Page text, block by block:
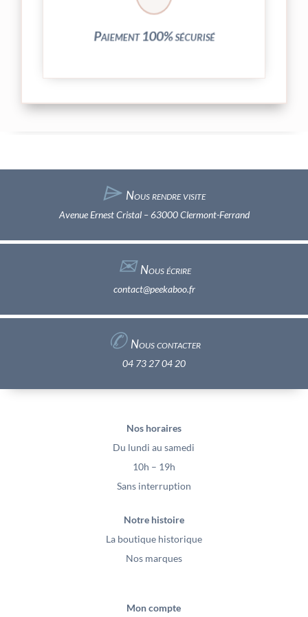
Paiement 100% sécurisé
Vos transactions par carte bancaire sont
⌲ Nous rendre visite
Avenue Ernest Cristal – 63000 Clermont-Ferrand
✉︎Nous écrire
contact@peekaboo.fr
✆ Nous contacter
04 73 27 04 20
Nos horaires
Du lundi au samedi
10h – 19h
Sans interruption
Notre histoire
La boutique historique
Nos marques
Mon compte